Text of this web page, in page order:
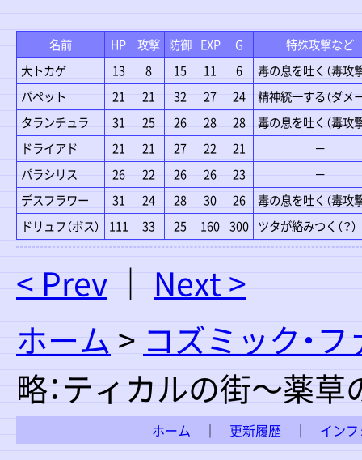
名前 HP 攻撃 防御 EXP G
特殊攻撃など
大トカゲ
13 8 15 11 6
毒の息を吐く（毒攻
パペット
21 21 32 27 24
精神統一する（ダメ
タランチュラ
31 25 26 28 28
毒の息を吐く（毒攻
ドライアド
21 21 27 22 21
－
パラシリス
26 22 26 26 23
－
デスフラワー
31 24 28 30 26
毒の息を吐く（毒攻
ドリュフ（ボス）
111 33 25 160 300 ツタが絡みつく（？）
< Prev ｜ Next >
ホーム > コズミック・
略：ティカルの街～薬草
ホーム ｜ 更新履歴 ｜ イン